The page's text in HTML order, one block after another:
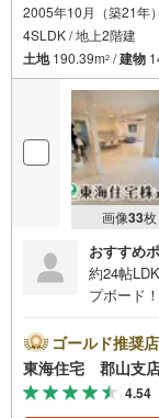
2005年10月（築21年）
4SLDK / 地上2階建
土地190.39m2 /建物
画像33枚
おすすめ
約24帖
プボード
ゴールド推奨店
東海住宅 郡山支
4.54